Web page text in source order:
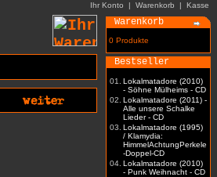
Ihr Konto | Warenkorb | Kasse
Warenkorb
0 Produkte
Bestseller
01.
Lokalmatadore (2010)
- Söhne Mülheims - CD
02. Lokalmatadore (2011) -
Alle unsere Schalke
Lieder - CD
03. Lokalmatadore (1995)
/ Klamydia:
HimmelAchtungPerkele
-Doppel-CD
04. Lokalmatadore (2010)
- Punk Weihnacht - CD